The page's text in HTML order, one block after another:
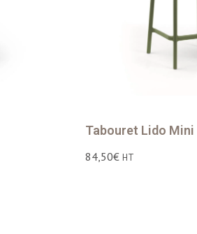
Tabouret Lido Mini
84,50€ HT